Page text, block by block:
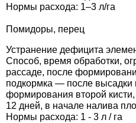
Нормы расхода: 1–3 л/га
Помидоры, перец
Устранение дефицита
Способ, время обработки,
рассаде, после
подкормка — после высадки
формирования второй
12 дней, в начале налива
Нормы расхода: 1 - 3 л / га